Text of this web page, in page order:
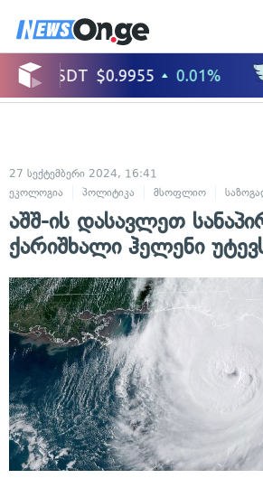
27 სექტემბერი 2024, 16:41
ეკოლოგია
პოლიტიკა მსოფლიო
აშშ-ის დასავლეთ
ქარიშხალი ჰელენი